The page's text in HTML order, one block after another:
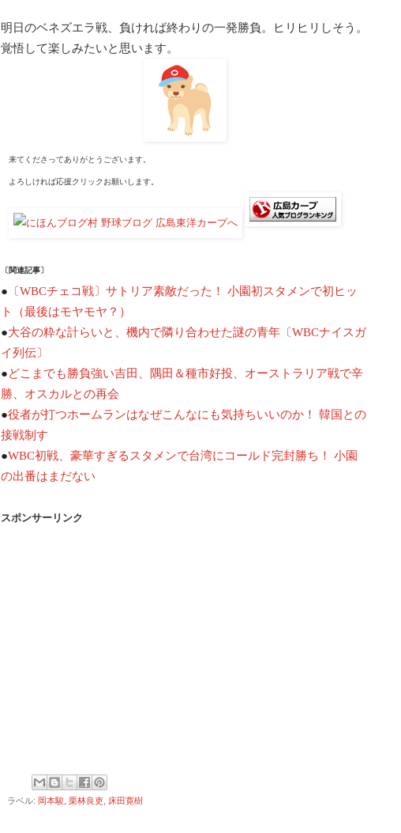
明日のベネズエラ戦、負ければ終わりの一発勝負。ヒリヒリしそう。
覚悟して楽しみたいと思います。
来てくださってありがとうございます。
よろしければ応援クリックお願いします。
〔関連記事〕
● 〔WBCチェコ戦〕サトリア素敵だった！ 小園初スタメンで初ヒッ
ト（最後はモヤモヤ？）
●大谷の粋な計らいと、機内で隣り合わせた謎の青年〔WBCナイスガ
イ列伝〕
●どこまでも勝負強い吉田、隅田＆種市好投、オーストラリア戦で辛
勝、オスカルとの再会
●役者が打つホームランはなぜこんなにも気持ちいいのか！ 韓国との
接戦制す
●WBC初戦、豪華すぎるスタメンで台湾にコールド完封勝ち！ 小園
の出番はまだない
スポンサーリンク
ラベル: 岡本駿 栗林良吏 床田寛樹